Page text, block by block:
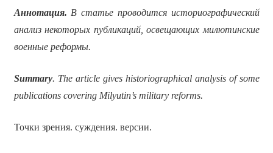
Аннотация. В статье проводится историографический
анализ некоторых публикаций, освещающих милютинские
военные реформы.
Summary. The article gives historiographical analysis of some
publications covering Milyutin’s military reforms.
Точки зрения. суждения. версии.